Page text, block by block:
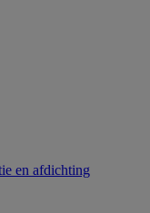
en afdichting